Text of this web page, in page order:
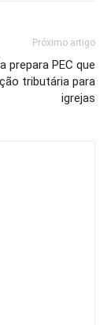
Próximo artigo
prepara PEC que
tributária para
igrejas